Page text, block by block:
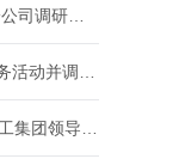
【老挝川圹省省长本恩·宏赛雅彭到中水电老挝分公司调研指导工作】
【电建国际董事长唐玉华赴马来西亚开展系列商务活动并调研指导亚太区域生产经营工作】
【深化英国市场布局 强化属地资源协同 | 北京建工集团领导赴英国调研指导】